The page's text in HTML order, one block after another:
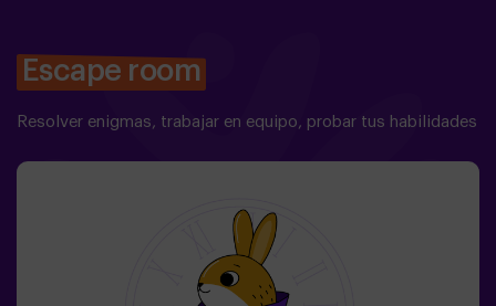
Escape room
Resolver enigmas, trabajar en equipo, probar tus habilidades